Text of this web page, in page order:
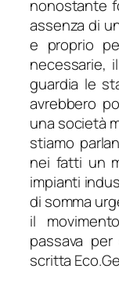
nonostante
assenza di
e proprio
necessarie,
guardia le
avrebbero
una società
stiamo
nei fatti un
impianti
di somma
il
passava
scritta